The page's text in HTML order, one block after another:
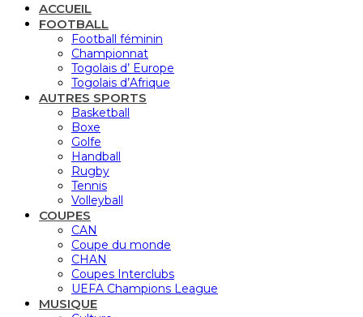
ACCUEIL
FOOTBALL
Football féminin
Championnat
Togolais d’ Europe
Togolais d’Afrique
AUTRES SPORTS
Basketball
Boxe
Golfe
Handball
Rugby
Tennis
Volleyball
COUPES
CAN
Coupe du monde
CHAN
Coupes Interclubs
UEFA Champions League
MUSIQUE